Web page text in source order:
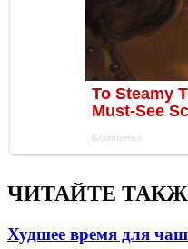
ЧИТАЙТЕ
Худшее время для